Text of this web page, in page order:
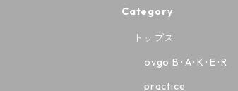
Category
トップス
ovgo B･A･K･E･R
practice